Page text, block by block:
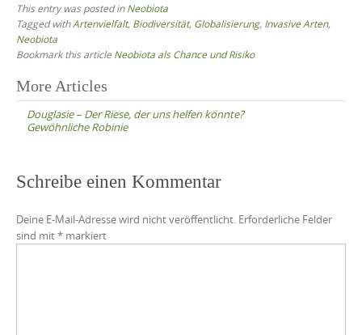
This entry was posted inNeobiota
Tagged withArtenvielfalt, Biodiversität, Globalisierung, Invasive Arten,
Neobiota
Bookmark this article Neobiota als Chance und Risiko
Post
navigation
More Articles
Douglasie – Der Riese, der uns helfen könnte?
Gewöhnliche Robinie
Schreibe einen Kommentar
Deine E-Mail-Adresse wird nicht veröffentlicht. Erforderliche Felder
sind mit* markiert